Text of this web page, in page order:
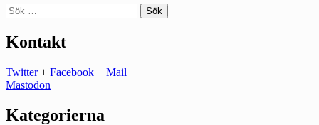
Sök
efter:
Kontakt
Twitter+ Facebook + Mail
Mastodon
Kategorierna